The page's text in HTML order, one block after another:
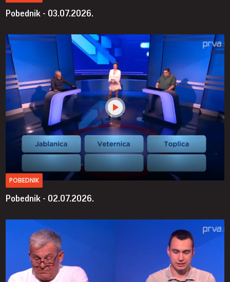
Pobednik - 03.07.2026.
POBEDNIK
Pobednik - 02.07.2026.